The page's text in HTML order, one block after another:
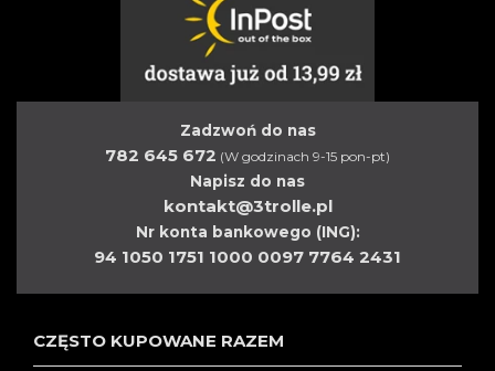
Zadzwoń do nas
782 645 672 (W godzinach 9-15 pon-pt)
Napisz do nas
kontakt@3trolle.pl
Nr konta bankowego (ING):
94 1050 1751 1000 0097 7764 2431
CZĘSTO KUPOWANE RAZEM